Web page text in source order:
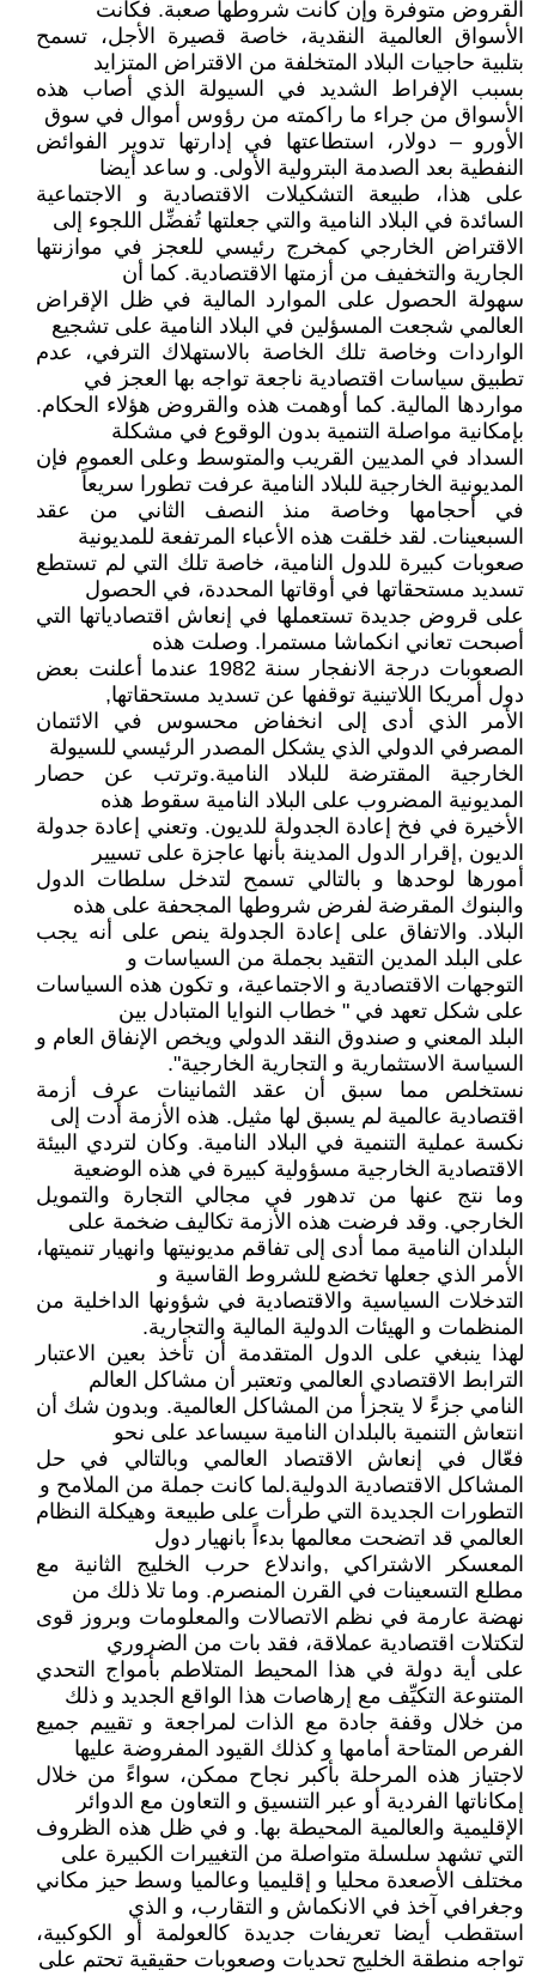
القروض متوفرة وإن كانت شروطها صعبة. فكانت
الأسواق العالمية النقدية، خاصة قصيرة الأجل، تسمح
بتلبية حاجيات البلاد المتخلفة من الاقتراض المتزايد
بسبب الإفراط الشديد في السيولة الذي أصاب هذه
الأسواق من جراء ما راكمته من رؤوس أموال في سوق
الأورو – دولار، استطاعتها في إدارتها تدوير الفوائض
النفطية بعد الصدمة البترولية الأولى. و ساعد أيضا
على هذا، طبيعة التشكيلات الاقتصادية و الاجتماعية
السائدة في البلاد النامية والتي جعلتها تُفضِّل اللجوء إلى
الاقتراض الخارجي كمخرج رئيسي للعجز في موازنتها
الجارية والتخفيف من أزمتها الاقتصادية. كما أن
سهولة الحصول على الموارد المالية في ظل الإقراض
العالمي شجعت المسؤلين في البلاد النامية على تشجيع
الواردات وخاصة تلك الخاصة بالاستهلاك الترفي، عدم
تطبيق سياسات اقتصادية ناجعة تواجه بها العجز في
مواردها المالية. كما أوهمت هذه والقروض هؤلاء الحكام.
بإمكانية مواصلة التنمية بدون الوقوع في مشكلة
السداد في المديين القريب والمتوسط وعلى العموم فإن
المديونية الخارجية للبلاد النامية عرفت تطورا سريعاً
في أحجامها وخاصة منذ النصف الثاني من عقد
السبعينات. لقد خلقت هذه الأعباء المرتفعة للمديونية
صعوبات كبيرة للدول النامية، خاصة تلك التي لم تستطع
تسديد مستحقاتها في أوقاتها المحددة، في الحصول
على قروض جديدة تستعملها في إنعاش اقتصادياتها التي
أصبحت تعاني انكماشا مستمرا. وصلت هذه
الصعوبات درجة الانفجار سنة 1982 عندما أعلنت بعض
دول أمريكا اللاتينية توقفها عن تسديد مستحقاتها,
الأمر الذي أدى إلى انخفاض محسوس في الائتمان
المصرفي الدولي الذي يشكل المصدر الرئيسي للسيولة
الخارجية المقترضة للبلاد النامية.وترتب عن حصار
المديونية المضروب على البلاد النامية سقوط هذه
الأخيرة في فخ إعادة الجدولة للديون. وتعني إعادة جدولة
الديون ,إقرار الدول المدينة بأنها عاجزة على تسيير
أمورها لوحدها و بالتالي تسمح لتدخل سلطات الدول
والبنوك المقرضة لفرض شروطها المجحفة على هذه
البلاد. والاتفاق على إعادة الجدولة ينص على أنه يجب
على البلد المدين التقيد بجملة من السياسات و
التوجهات الاقتصادية و الاجتماعية، و تكون هذه السياسات
على شكل تعهد في " خطاب النوايا المتبادل بين
البلد المعني و صندوق النقد الدولي ويخص الإنفاق العام و
السياسة الاستثمارية و التجارية الخارجية".
نستخلص مما سبق أن عقد الثمانينات عرف أزمة
اقتصادية عالمية لم يسبق لها مثيل. هذه الأزمة أدت إلى
نكسة عملية التنمية في البلاد النامية. وكان لتردي البيئة
الاقتصادية الخارجية مسؤولية كبيرة في هذه الوضعية
وما نتج عنها من تدهور في مجالي التجارة والتمويل
الخارجي. وقد فرضت هذه الأزمة تكاليف ضخمة على
البلدان النامية مما أدى إلى تفاقم مديونيتها وانهيار تنميتها،
الأمر الذي جعلها تخضع للشروط القاسية و
التدخلات السياسية والاقتصادية في شؤونها الداخلية من
المنظمات و الهيئات الدولية المالية والتجارية.
لهذا ينبغي على الدول المتقدمة أن تأخذ بعين الاعتبار
الترابط الاقتصادي العالمي وتعتبر أن مشاكل العالم
النامي جزءً لا يتجزأ من المشاكل العالمية. وبدون شك أن
انتعاش التنمية بالبلدان النامية سيساعد على نحو
فعّال في إنعاش الاقتصاد العالمي وبالتالي في حل
المشاكل الاقتصادية الدولية.لما كانت جملة من الملامح و
التطورات الجديدة التي طرأت على طبيعة وهيكلة النظام
العالمي قد اتضحت معالمها بدءاً بانهيار دول
المعسكر الاشتراكي ,واندلاع حرب الخليج الثانية مع
مطلع التسعينات في القرن المنصرم. وما تلا ذلك من
نهضة عارمة في نظم الاتصالات والمعلومات وبروز قوى
لتكتلات اقتصادية عملاقة، فقد بات من الضروري
على أية دولة في هذا المحيط المتلاطم بأمواج التحدي
المتنوعة التكيِّف مع إرهاصات هذا الواقع الجديد و ذلك
من خلال وقفة جادة مع الذات لمراجعة و تقييم جميع
الفرص المتاحة أمامها و كذلك القيود المفروضة عليها
لاجتياز هذه المرحلة بأكبر نجاح ممكن، سواءً من خلال
إمكاناتها الفردية أو عبر التنسيق و التعاون مع الدوائر
الإقليمية والعالمية المحيطة بها. و في ظل هذه الظروف
التي تشهد سلسلة متواصلة من التغييرات الكبيرة على
مختلف الأصعدة محليا و إقليميا وعالميا وسط حيز مكاني
وجغرافي آخذ في الانكماش و التقارب، و الذي
استقطب أيضا تعريفات جديدة كالعولمة أو الكوكبية،
تواجه منطقة الخليج تحديات وصعوبات حقيقية تحتم على